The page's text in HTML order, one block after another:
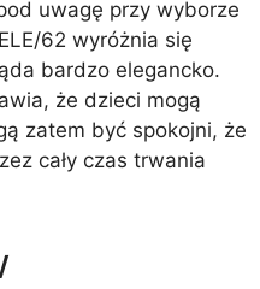
uwagę przy wyborze
62 wyróżnia się
bardzo elegancko.
że dzieci mogą
zatem być spokojni, że
cały czas trwania